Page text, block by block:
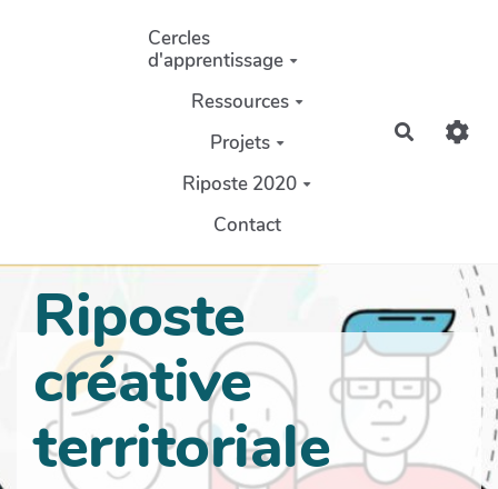
Aller au contenu principal
Cercles
d'apprentissage
Ressources
Projets
Riposte 2020
Contact
Riposte
créative
territoriale